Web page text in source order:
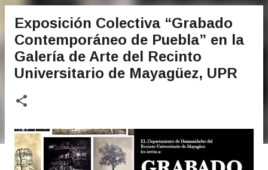
Exposición Colectiva “Grabado
Contemporáneo de Puebla” en la
Galería de Arte del Recinto
Universitario de Mayagüez, UPR